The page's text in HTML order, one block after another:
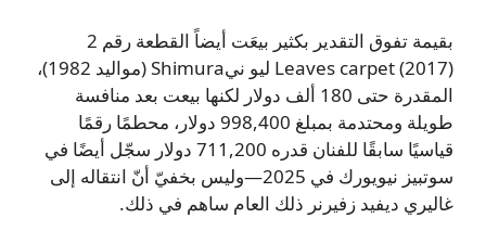
بقيمة تفوق التقدير بكثير بيعَت أيضاً القطعة رقم 2
Leaves carpet (2017) ليو نيShimura (مواليد 1982)،
المقدرة حتى 180 ألف دولار لكنها بيعت بعد منافسة
طويلة ومحتدمة بمبلغ 998,400 دولار، محطمًا رقمًا
قياسيًا سابقًا للفنان قدره 711,200 دولار سجّل أيضًا في
سوتبيز نيويورك في 2025—وليس بخفيّ أنّ انتقاله إلى
غاليري ديفيد زفيرنر ذلك العام ساهم في ذلك.